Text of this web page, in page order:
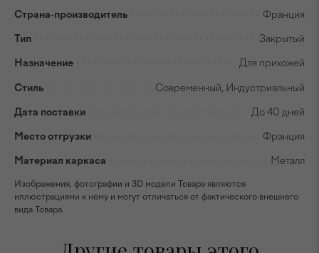
Страна-производитель Франция
Тип Закрытый
Назначение Для прихожей
Стиль Современный, Индустриальный
Дата поставки До 40 дней
Место отгрузки Франция
Материал каркаса Металл
Изображения, фотографии и 3D модели Товара являются
иллюстрациями к нему и могут отличаться от фактического внешнего
вида Товара.